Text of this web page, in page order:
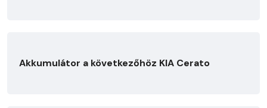
Akkumulátor a következőhöz KIA Cerato